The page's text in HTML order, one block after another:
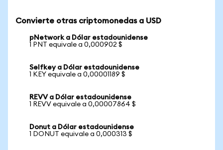
Convierte otras criptomonedas a USD
pNetwork a Dólar estadounidense
1 PNT equivale a 0,000902 $
Selfkey a Dólar estadounidense
1 KEY equivale a 0,00001189 $
REVV a Dólar estadounidense
1 REVV equivale a 0,00007864 $
Donut a Dólar estadounidense
1 DONUT equivale a 0,000313 $